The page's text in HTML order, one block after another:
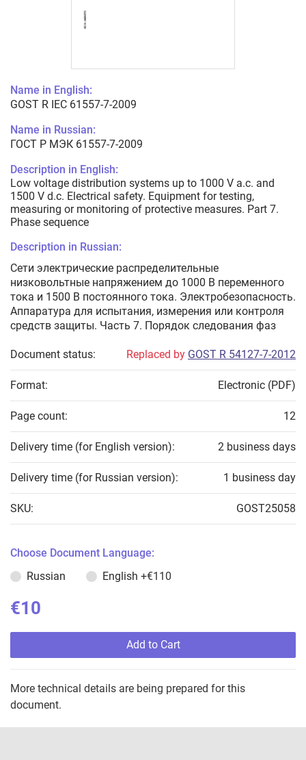
Name in English:
GOST R IEC 61557-7-2009
Name in Russian:
ГОСТ Р МЭК 61557-7-2009
Description in English:
Low voltage distribution systems up to 1000 V a.c. and
1500 V d.c. Electrical safety. Equipment for testing,
measuring or monitoring of protective measures. Part 7.
Phase sequence
Description in Russian:
Сети электрические распределительные
низковольтные напряжением до 1000 В переменного
тока и 1500 В постоянного тока. Электробезопасность.
Аппаратура для испытания, измерения или контроля
средств защиты. Часть 7. Порядок следования фаз
Document status: Replaced by GOST R 54127-7-2012
Format: Electronic (PDF)
Page count: 12
Delivery time (for English version): 2 business days
Delivery time (for Russian version): 1 business day
SKU: GOST25058
Choose Document Language:
Russian
English +€110
€10
Add to Cart
More technical details are being prepared for this
document.